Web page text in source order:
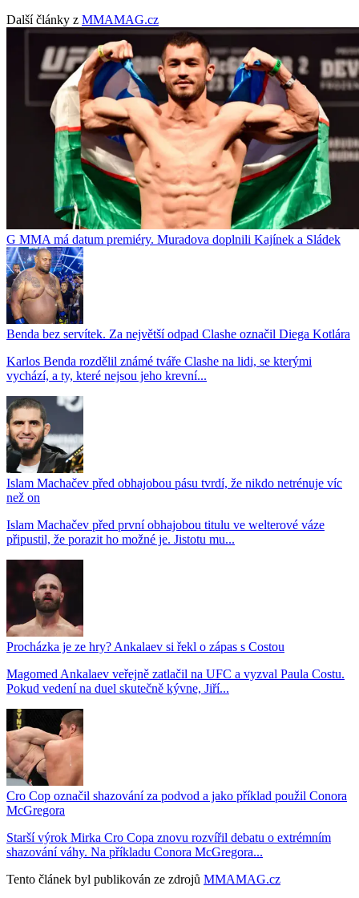
Další články z MMAMAG.cz
G MMA má datum premiéry. Muradova doplnili Kajínek a Sládek
Benda bez servítek. Za největší odpad Clashe označil Diega Kotlára
Karlos Benda rozdělil známé tváře Clashe na lidi, se kterými
vychází, a ty, které nejsou jeho krevní...
Islam Machačev před obhajobou pásu tvrdí, že nikdo netrénuje víc
než on
Islam Machačev před první obhajobou titulu ve welterové váze
připustil, že porazit ho možné je. Jistotu mu...
Procházka je ze hry? Ankalaev si řekl o zápas s Costou
Magomed Ankalaev veřejně zatlačil na UFC a vyzval Paula Costu.
Pokud vedení na duel skutečně kývne, Jiří...
Cro Cop označil shazování za podvod a jako příklad použil Conora
McGregora
Starší výrok Mirka Cro Copa znovu rozvířil debatu o extrémním
shazování váhy. Na příkladu Conora McGregora...
Tento článek byl publikován ze zdrojů MMAMAG.cz